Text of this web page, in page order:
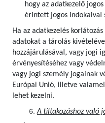
hogy az adatkezelő
érintett jogos indokaival
Ha az adatkezelés
adatokat a tárolás
hozzájárulásával, vagy jogi
érvényesítéséhez vagy
vagy jogi személy jogainak
Európai Unió, illetve
lehet kezelni.
A tiltakozáshoz való